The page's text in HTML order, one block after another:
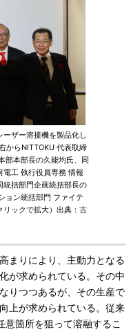
ザー溶接機を製品化し
からNITTOKU 代表取締
部本部長の久能均氏、同
工 執行役員専務 情報
統括部門企画統括部長の
ョン統括部門 ファイテ
リックで拡大）出典：古
まりにより、主動力となる
が求められている。その中
りつつあるが、その生産で
上が求められている。従来
箇所を狙って溶融するこ